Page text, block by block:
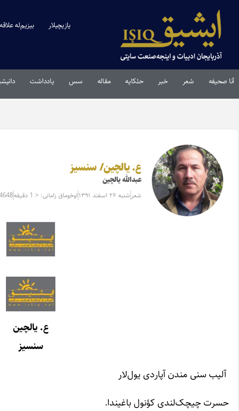
یازیچیلار بیزیم‌له علاقه
آنا صحیفه شعر خبر حئکایه مقاله‌ سس یادداشت
ع. یالچین/ سنسیز
عبدالله یالچین
شعر شنبه ۲۶ اسفند ۱۳۹۱ اوخوماق زامانی: < 1 دقیقه
ع. یالچین
سنسیز
آلیب سنی مندن آپاردی یول‌لار
حسرت چیچک‌لندی کؤنول باغیندا.